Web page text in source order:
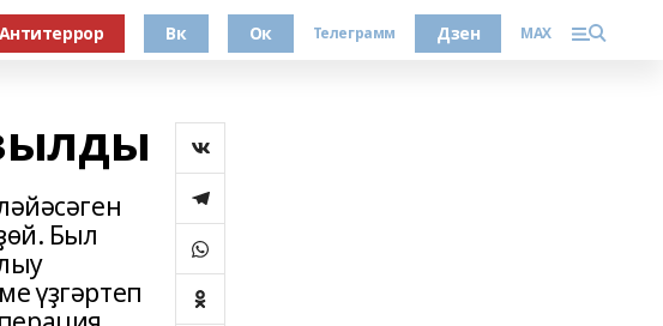
Антитеррор Вк Ок Телеграмм Дзен MAX
Был
үҙгәртеп